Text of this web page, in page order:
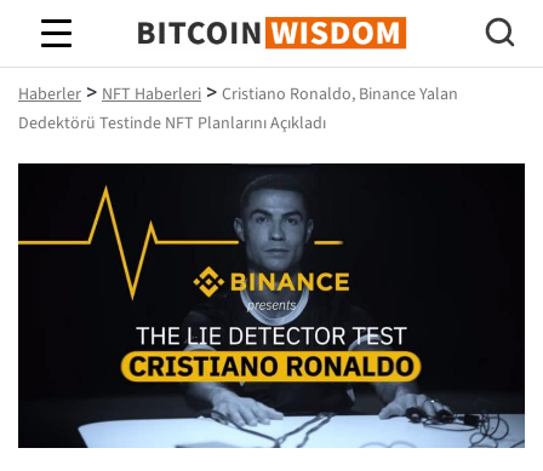
Bitcoin Bilgeliği
Haberler > NFT Haberleri > Cristiano Ronaldo, Binance Yalan
Dedektörü Testinde NFT Planlarını Açıkladı